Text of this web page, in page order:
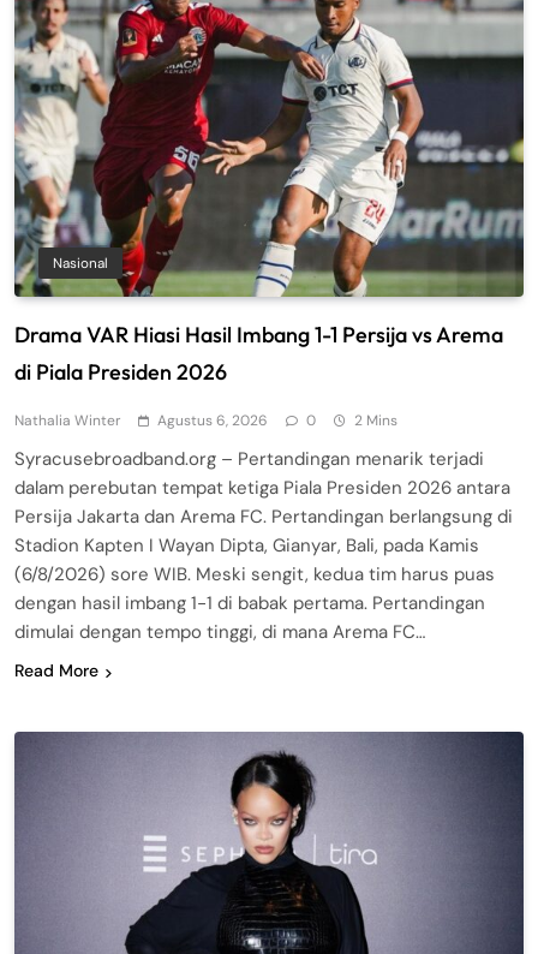
Nasional
Drama VAR Hiasi Hasil Imbang 1-1 Persija vs Arema
di Piala Presiden 2026
Nathalia Winter Agustus 6, 2026 0 2 Mins
Syracusebroadband.org – Pertandingan menarik terjadi
dalam perebutan tempat ketiga Piala Presiden 2026 antara
Persija Jakarta dan Arema FC. Pertandingan berlangsung di
Stadion Kapten I Wayan Dipta, Gianyar, Bali, pada Kamis
(6/8/2026) sore WIB. Meski sengit, kedua tim harus puas
dengan hasil imbang 1-1 di babak pertama. Pertandingan
dimulai dengan tempo tinggi, di mana Arema FC…
Read More